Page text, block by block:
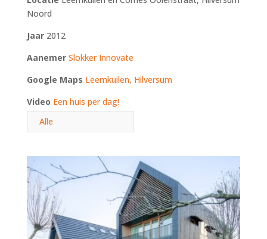
Noord
Jaar 2012
Aanemer Slokker Innovate
Google Maps Leemkuilen, Hilversum
Video Een huis per dag!
Alle